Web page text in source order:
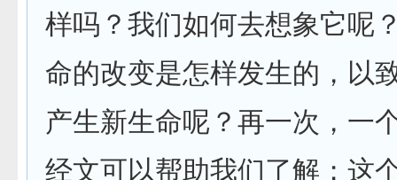
样吗？我们如何去想象它呢
命的改变是怎样发生的，以
产生新生命呢？再一次，一
经文可以帮助我们了解；这